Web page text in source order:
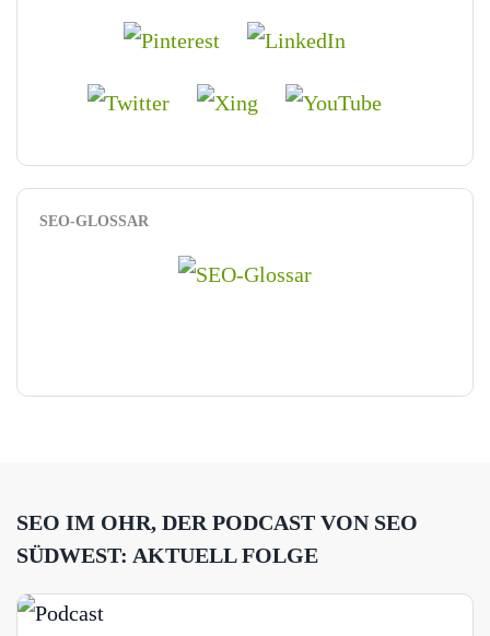
SEO-GLOSSAR
SEO IM OHR, DER PODCAST VON SEO
SÜDWEST: AKTUELL FOLGE